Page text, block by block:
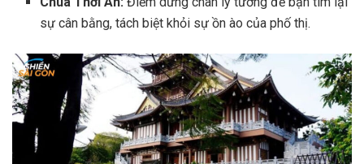
sự cân bằng, tách biệt khỏi sự ồn ào của phố thị.